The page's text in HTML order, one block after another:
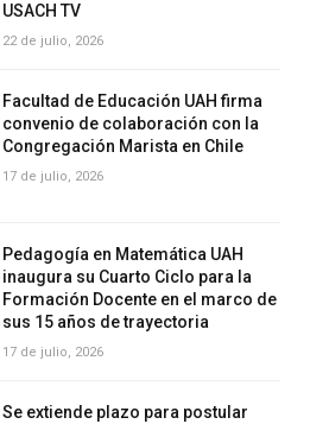
USACH TV
22 de julio, 2026
Facultad de Educación UAH firma
convenio de colaboración con la
Congregación Marista en Chile
17 de julio, 2026
Pedagogía en Matemática UAH
inaugura su Cuarto Ciclo para la
Formación Docente en el marco de
sus 15 años de trayectoria
17 de julio, 2026
Se extiende plazo para postular